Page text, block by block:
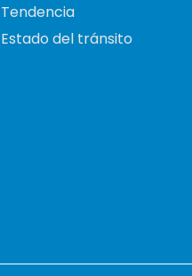
Tendencia
Estado del tránsito